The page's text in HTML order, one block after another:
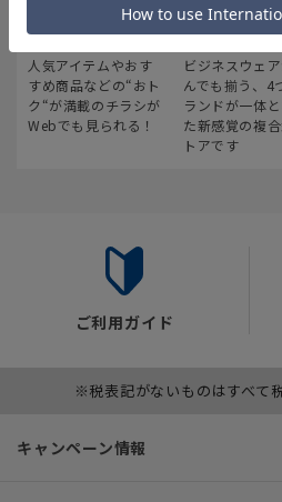
最新のお買い得情報
人気アイテムやおす
すめ商品などの“おト
ク“が満載のチラシが
Webでも見られる！
スーツスク
ビジネスウェ
んでも揃う、4
ランドが一体
た新感覚の複
トアです
ご利用ガイド
※税表記がないものはすべて
キャンペーン情報